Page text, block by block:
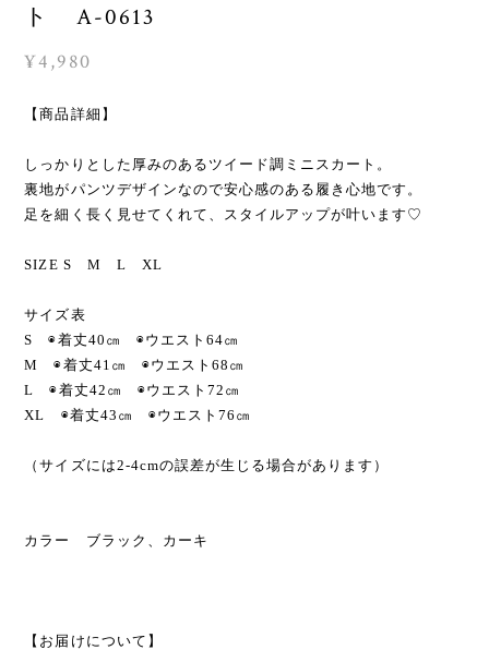
ト A-0613
¥4,980
【商品詳細】
しっかりとした厚みのあるツイード調ミニスカート。
裏地がパンツデザインなので安心感のある履き心地です。
足を細く長く見せてくれて、スタイルアップが叶います♡
SIZE S M L XL
サイズ表
S ◉着丈40㎝ ◉ウエスト64㎝
M ◉着丈41㎝ ◉ウエスト68㎝
L ◉着丈42㎝ ◉ウエスト72㎝
XL ◉着丈43㎝ ◉ウエスト76㎝
（サイズには2-4cmの誤差が生じる場合があります）
カラー ブラック、カーキ
【お届けについて】